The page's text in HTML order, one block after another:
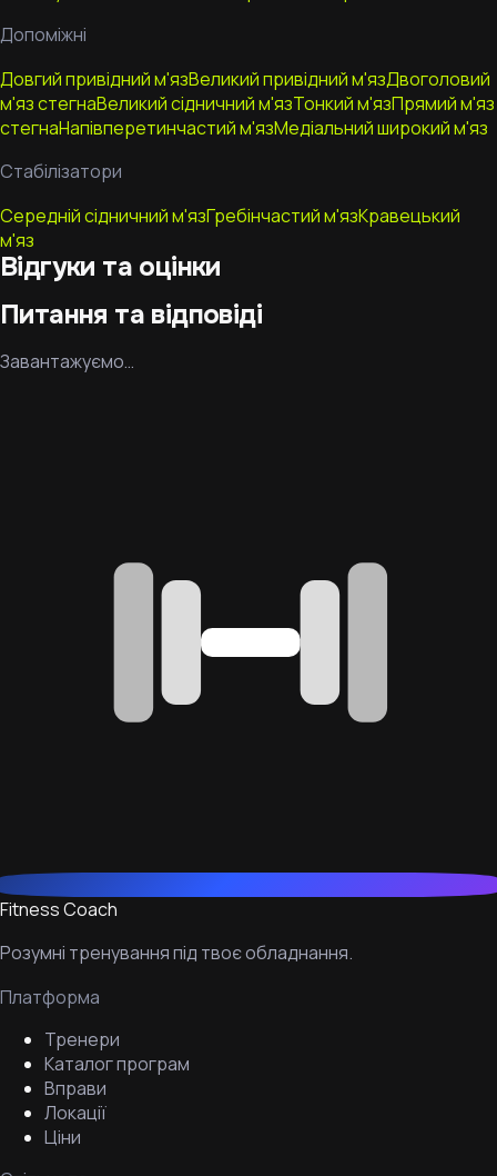
Допоміжні
Довгий привідний м'язВеликий привідний м'язДвоголовий
м'яз стегнаВеликий сідничний м'язТонкий м'язПрямий м'яз
стегнаНапівперетинчастий м'язМедіальний широкий м'яз
Стабілізатори
Середній сідничний м'язГребінчастий м'язКравецький
м'яз
Відгуки та оцінки
Питання та відповіді
Завантажуємо…
Fitness Coach
Розумні тренування під твоє обладнання.
Платформа
Тренери
Каталог програм
Вправи
Локації
Ціни